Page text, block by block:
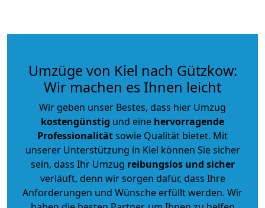
Umzüge von Kiel nach Gützkow:
Wir machen es Ihnen leicht
Wir geben unser Bestes, dass hier Umzug
kostengünstig und eine hervorragende
Professionalitätsowie Qualität bietet. Mit
unserer Unterstützung in Kiel können Sie sicher
sein, dass Ihr Umzug reibungslos und sicher
verläuft, denn wir sorgen dafür, dass Ihre
Anforderungen und Wünsche erfüllt werden. Wir